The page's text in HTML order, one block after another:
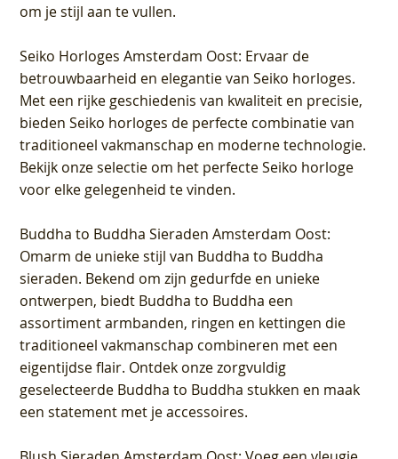
om je stijl aan te vullen.
Seiko Horloges Amsterdam Oost: Ervaar de
betrouwbaarheid en elegantie van Seiko horloges.
Met een rijke geschiedenis van kwaliteit en precisie,
bieden Seiko horloges de perfecte combinatie van
traditioneel vakmanschap en moderne technologie.
Bekijk onze selectie om het perfecte Seiko horloge
voor elke gelegenheid te vinden.
Buddha to Buddha Sieraden Amsterdam Oost:
Omarm de unieke stijl van Buddha to Buddha
sieraden. Bekend om zijn gedurfde en unieke
ontwerpen, biedt Buddha to Buddha een
assortiment armbanden, ringen en kettingen die
traditioneel vakmanschap combineren met een
eigentijdse flair. Ontdek onze zorgvuldig
geselecteerde Buddha to Buddha stukken en maak
een statement met je accessoires.